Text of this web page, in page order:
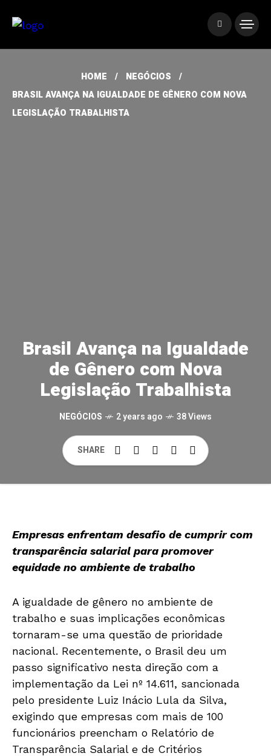
HOME
NEGÓCIOS
BRASIL AVANÇA NA IGUALDADE DE GÊNERO COM NOVA
LEGISLAÇÃO TRABALHISTA
Brasil Avança na Igualdade
de Gênero com Nova
Legislação Trabalhista
NEGÓCIOS 2 years ago 38 Views
SHARE
Empresas enfrentam desafio de cumprir com
transparência salarial para promover
equidade no ambiente de trabalho
A igualdade de gênero no ambiente de
trabalho e suas implicações econômicas
tornaram-se uma questão de prioridade
nacional. Recentemente, o Brasil deu um
passo significativo nesta direção com a
implementação da Lei nº 14.611, sancionada
pelo presidente Luiz Inácio Lula da Silva,
exigindo que empresas com mais de 100
funcionários preencham o Relatório de
Transparência Salarial e de Critérios